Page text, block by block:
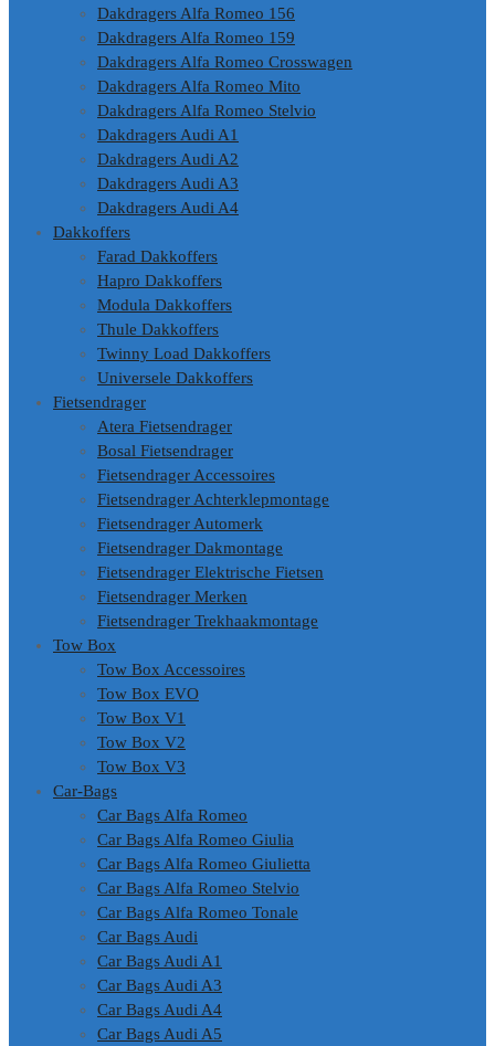
Dakdragers Alfa Romeo 156
Dakdragers Alfa Romeo 159
Dakdragers Alfa Romeo Crosswagen
Dakdragers Alfa Romeo Mito
Dakdragers Alfa Romeo Stelvio
Dakdragers Audi A1
Dakdragers Audi A2
Dakdragers Audi A3
Dakdragers Audi A4
Dakkoffers
Farad Dakkoffers
Hapro Dakkoffers
Modula Dakkoffers
Thule Dakkoffers
Twinny Load Dakkoffers
Universele Dakkoffers
Fietsendrager
Atera Fietsendrager
Bosal Fietsendrager
Fietsendrager Accessoires
Fietsendrager Achterklepmontage
Fietsendrager Automerk
Fietsendrager Dakmontage
Fietsendrager Elektrische Fietsen
Fietsendrager Merken
Fietsendrager Trekhaakmontage
Tow Box
Tow Box Accessoires
Tow Box EVO
Tow Box V1
Tow Box V2
Tow Box V3
Car-Bags
Car Bags Alfa Romeo
Car Bags Alfa Romeo Giulia
Car Bags Alfa Romeo Giulietta
Car Bags Alfa Romeo Stelvio
Car Bags Alfa Romeo Tonale
Car Bags Audi
Car Bags Audi A1
Car Bags Audi A3
Car Bags Audi A4
Car Bags Audi A5